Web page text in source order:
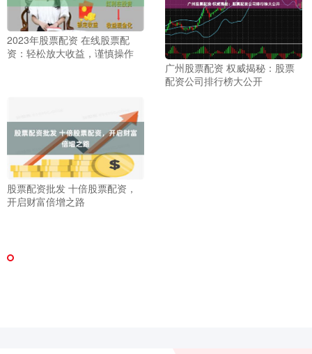
2023年股票配资 在线股票配
资：轻松放大收益，谨慎操作
广州股票配资 权威揭秘：股票
配资公司排行榜大公开
股票配资批发 十倍股票配资，
开启财富倍增之路